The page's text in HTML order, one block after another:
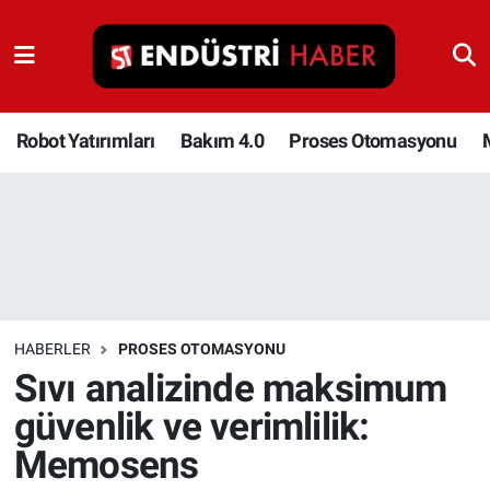
Robot Yatırımları Bakım 4.0 Proses Otomasyonu
HABERLER PROSES OTOMASYONU
Sıvı analizinde maksimum
güvenlik ve verimlilik:
Memosens
Robot Yatırımları
Bakım 4.0
Depolama Çözümleri
İnşaat ve Malzeme
HaberOrtak